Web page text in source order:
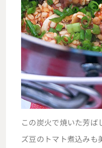
この炭火で焼いた芳ば
ズ豆のトマト煮込みも